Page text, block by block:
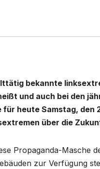
bekannte
und auch bei den
heute Samstag, den
über die
Propaganda-Masche
zur Verfügung